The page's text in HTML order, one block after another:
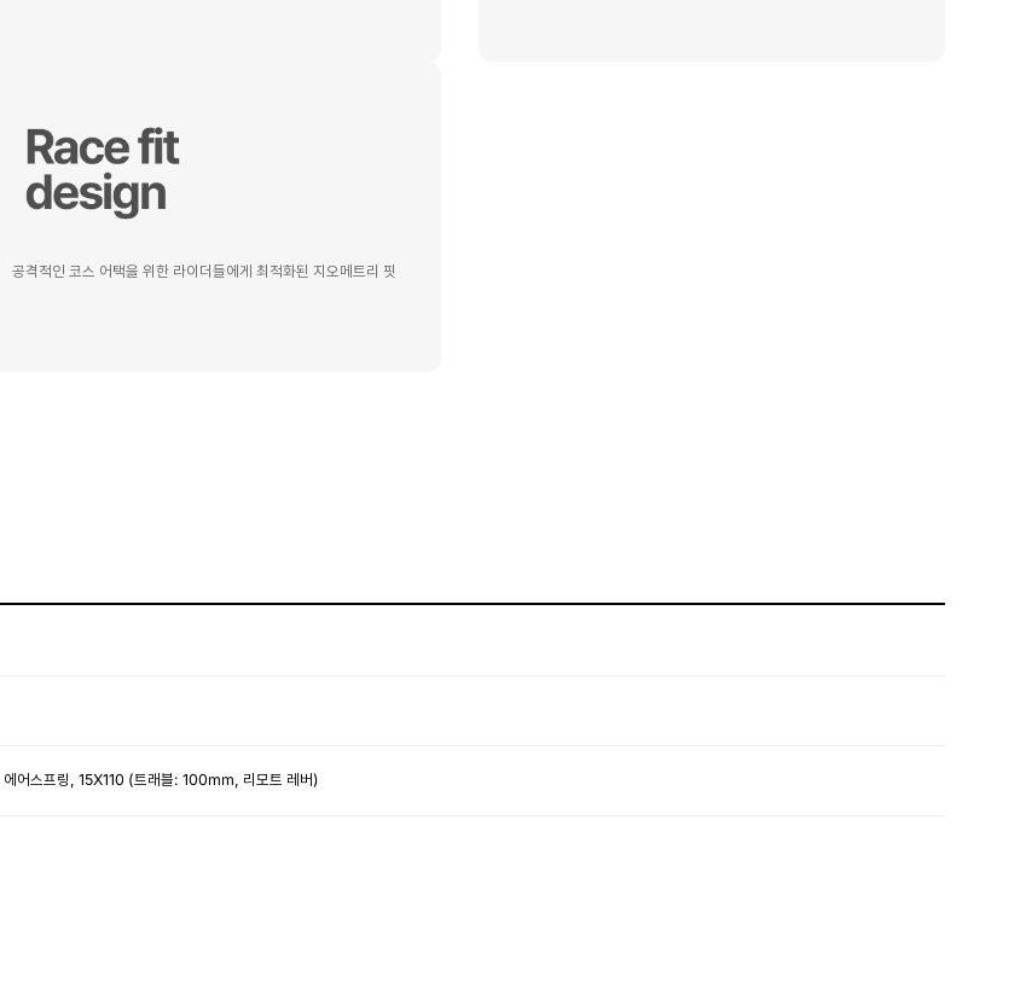
공격적인 코스 어택을 위한 라이더들에게 최적화된 지오메트리 핏
어스프링, 15X110 (트래블: 100mm, 리모트 레버)